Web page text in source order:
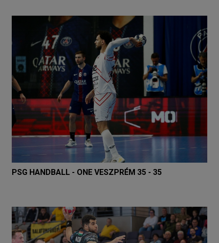
PSG HANDBALL - ONE VESZPRÉM 35 - 35